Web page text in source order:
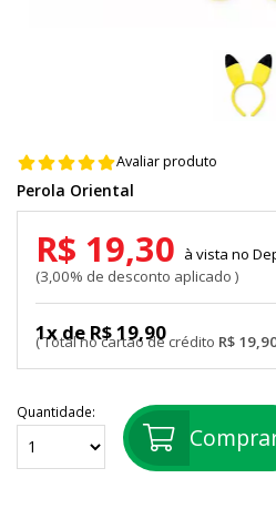
Avaliar produto
Perola Oriental
R$
1x de R$ 19,90
R$ 19,30
3,00% de desconto aplicado
Quantidade: